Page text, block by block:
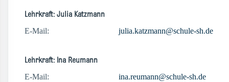
Lehrkraft: Julia Katzmann
E-Mail: julia.katzmann@schule-sh.de
Lehrkraft: Ina Reumann
E-Mail: ina.reumann@schule-sh.de